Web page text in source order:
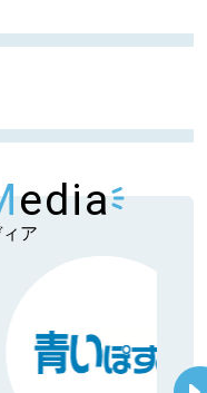
edia
ア